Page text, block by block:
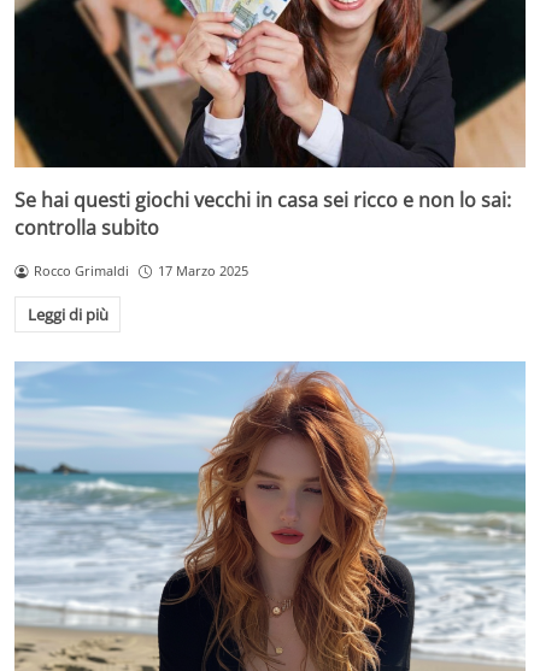
Se hai questi giochi vecchi in casa sei ricco e non lo sai:
controlla subito
Rocco Grimaldi 17 Marzo 2025
Leggi di più